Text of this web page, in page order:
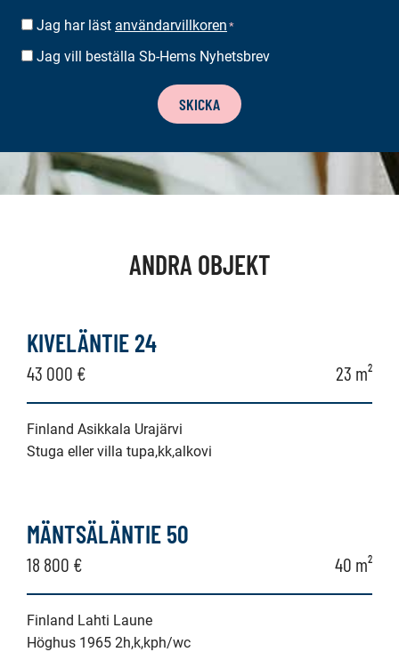
SUOSTUMUS *
Jag har läst användarvillkoren *
BESTÄLLA
Jag vill beställa Sb-Hems Nyhetsbrev
SKICKA
ANDRA OBJEKT
KIVELÄNTIE 24
43 000 € 23 m²
Finland Asikkala Urajärvi
Stuga eller villa tupa,kk,alkovi
MÄNTSÄLÄNTIE 50
18 800 € 40 m²
Finland Lahti Laune
Höghus 1965 2h,k,kph/wc